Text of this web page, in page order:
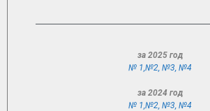
за 2025 год
№ 1, №2 №3 №4
за 2024 год
№ 1, №2 №3 №4